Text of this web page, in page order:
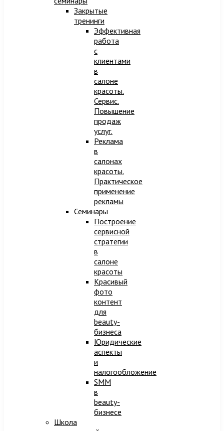
Закрытые
тренинги
Эффективная
работа
с
клиентами
в
салоне
красоты.
Сервис.
Повышение
продаж
услуг.
Реклама
в
салонах
красоты.
Практическое
применение
рекламы
Семинары
Построение
сервисной
стратегии
в
салоне
красоты
Красивый
фото
контент
для
beauty-
бизнеса
Юридические
аспекты
и
налогообложение
SMM
в
beauty-
бизнесе
Школа